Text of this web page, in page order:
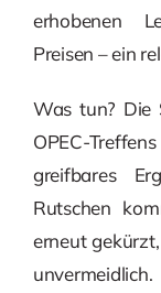
erhobenen
Preisen – ein
Was tun? Die
OPEC-
greifbares
Rutschen
erneut